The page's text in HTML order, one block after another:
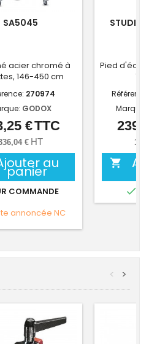
SA5045
acier chromé à
146-450 cm
270974
GODOX
Prix
€TTC
€ HT
au
panier
COMMANDE
annoncée NC
STUDIO
Pied
Marque:


>
<